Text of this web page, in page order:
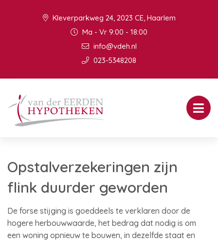
Kleverparkweg 24, 2023 CE, Haarlem
Ma - Vr 9:00 - 18:00
info@vdeh.nl
023-5348208
Opstalverzekeringen zijn
flink duurder geworden
De forse stijging is goeddeels te verklaren door de
hogere herbouwwaarde, het bedrag dat nodig is om
een woning opnieuw te bouwen, in dezelfde staat en